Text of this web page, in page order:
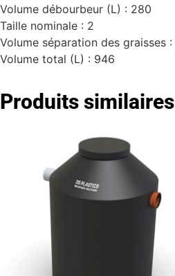
Volume débourbeur (L) : 280
Taille nominale : 2
Volume séparation des graisses :
Volume total (L) : 946
Produits similaires